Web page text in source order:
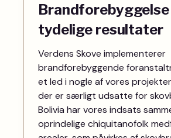
tydelige resultater
Verdens Skove implementerer
brandforebyggende
et led i nogle af vores
der er særligt udsatte for
Bolivia har vores indsats
oprindelige chiquitanofolk